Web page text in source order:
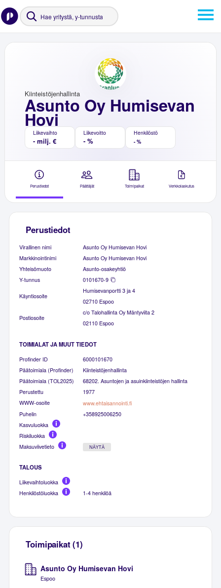
Asunto Oy Humisevan
Hovi
Kiinteistöjenhallinta
Liikevaihto
- milj. €
Liikevoitto
- %
Henkilöstö
- %
Perustiedot Päättäjät Toimipaikat Verkkolaskutus
Perustiedot
Virallinen nimi
Asunto Oy Humisevan Hovi
Markkinointinimi
Asunto Oy Humisevan Hovi
Yhteisömuoto
Asunto-osakeyhtiö
Y-tunnus
0101670-9
Käyntiosoite
Humisevanportti 3 ja 4
02710 Espoo
Postiosoite
c/o Talohallinta Oy Mäntyviita 2
02110 Espoo
TOIMIALAT JA MUUT TIEDOT
Profinder ID
6000101670
Päätoimiala (Profinder)
Kiinteistöjenhallinta
Päätoimiala (TOL2025)
68202. Asuntojen ja asuinkiinteistöjen hallinta
Perustettu
1977
WWW-osoite
www.ehtaisannointi.fi
Puhelin
+358925006250
Kasvuluokka
Riskiluokka
Maksuviivetieto
NÄYTÄ
TALOUS
Liikevaihtoluokka
Henkilöstöluokka
1-4 henkilöä
Toimipaikat (1)
Asunto Oy Humisevan Hovi
Espoo